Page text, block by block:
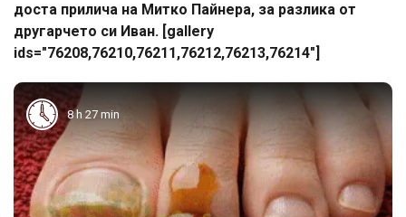
доста прилича на Митко Пайнера, за разлика от
другарчето си Иван. [gallery
ids="76208,76210,76211,76212,76213,76214"]
8 h 27 min